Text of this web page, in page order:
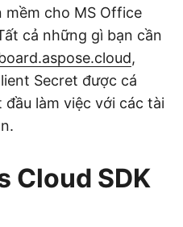
mềm cho MS Office
cả những gì bạn cần
,
Secret được cá
làm việc với các tài
Cloud SDK